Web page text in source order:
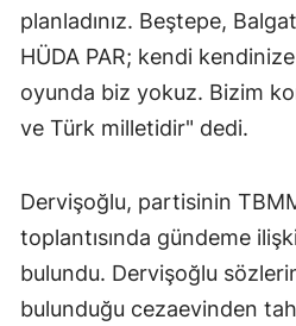
planladınız. Beştepe,
HÜDA PAR; kendi
oyunda biz yokuz. Bizim
ve Türk milletidir" dedi.
Dervişoğlu, partisinin
toplantısında gündeme
bulundu. Dervişoğlu
bulunduğu cezaevinden